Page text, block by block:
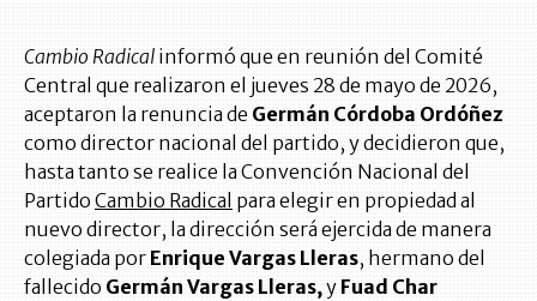
Cambio Radical informó que en reunión del Comité
Central que realizaron el jueves 28 de mayo de 2026,
aceptaron la renuncia de Germán Córdoba Ordóñez
como director nacional del partido, y decidieron que,
hasta tanto se realice la Convención Nacional del
Partido Cambio Radical para elegir en propiedad al
nuevo director, la dirección será ejercida de manera
colegiada por Enrique Vargas Lleras, hermano del
fallecido Germán Vargas Lleras,y Fuad Char